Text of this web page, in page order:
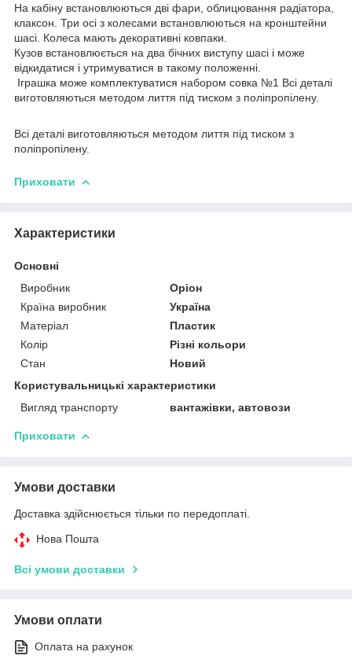
На кабіну встановлюються дві фари, облицювання радіатора,
клаксон. Три осі з колесами встановлюються на кронштейни
шасі. Колеса мають декоративні ковпаки.
Кузов встановлюється на два бічних виступу шасі і може
відкидатися і утримуватися в такому положенні.
Іграшка може комплектуватися набором совка №1 Всі деталі
виготовляються методом лиття під тиском з поліпропілену.
Всі деталі виготовляються методом лиття під тиском з
поліпропілену.
Приховати
Характеристики
Основні
Виробник
Оріон
Країна виробник
Україна
Матеріал
Пластик
Колір
Різні кольори
Стан
Новий
Користувальницькі характеристики
Вигляд транспорту
вантажівки, автовози
Приховати
Умови доставки
Доставка здійснюється тільки по передоплаті.
Нова Пошта
Всі умови доставки
Умови оплати
Оплата на рахунок